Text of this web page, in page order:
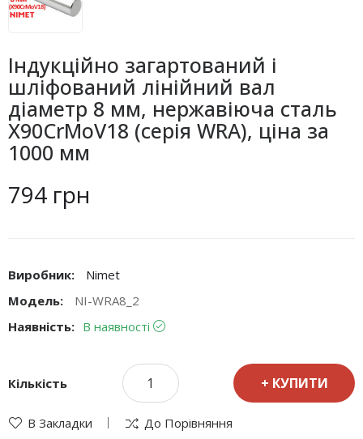
Індукційно загартований і
шліфований лінійний вал
діаметр 8 мм, нержавіюча сталь
X90CrMoV18 (серія WRA), ціна за
1000 мм
794 грн
Виробник:
Nimet
Модель:
NI-WRA8_2
Наявність: В наявності
Кількість КУПИТИ
В Закладки До Порівняння